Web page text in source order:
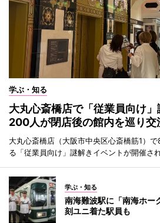
学ぶ・知る
大丸心斎橋店で「従業員向け
200人が閉店後の館内を巡り交
大丸心斎橋店（大阪市中央区心斎橋筋1）
る「従業員向け」謎解きイベントが開催され
学ぶ・知る
南海難波駅に「南海ホ
刻ユニ着た駅員も